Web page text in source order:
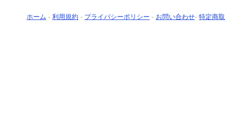
ホーム - 利用規約 - プライバシーポリシー - お問い合わせ- 特定商